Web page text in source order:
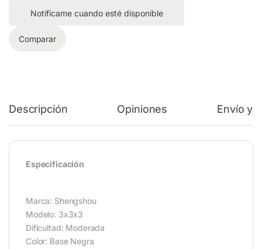
Notifícame cuando esté disponible
Comparar
Descripción Opiniones Envío y
Especificación
Marca: Shengshou
Modelo: 3x3x3
Dificultad: Moderada
Color: Base Negra